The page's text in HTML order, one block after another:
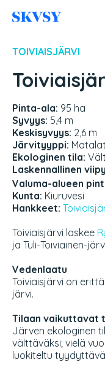
sisältöön
TOIVIAISJÄRVI
Pinta-ala: 95 ha
Syvyys: 5,4 m
Keskisyvyys: 2,6 m
Järvityyppi:
Ekologinen tila:
Laskennallinen
Valuma-alueen
Kunta: Kiuruvesi
Hankkeet:
Toiviaisjärvi laskee
ja Tuli-Toiviainen-
Vedenlaatu
Toiviaisjärvi on
järvi.
Tilaan vaikuttavat
Järven ekologinen
välttäväksi; vielä
luokiteltu